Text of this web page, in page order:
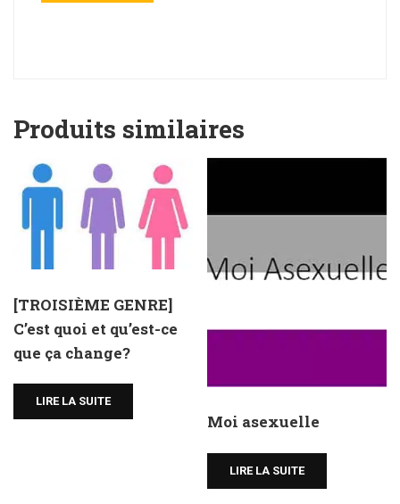
Produits similaires
[TROISIÈME GENRE]
C’est quoi et qu’est-ce
que ça change?
LIRE LA SUITE
Moi asexuelle
LIRE LA SUITE